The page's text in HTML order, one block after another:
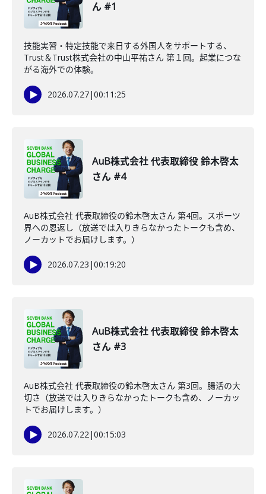
ん #1
技能実習・特定技能で来日する外国人をサポートする、
Trust＆Trust株式会社の中山平祐さん 第１回。起業につな
がる海外での体験。
2026.07.27|00:11:25
AuB株式会社 代表取締役 鈴木啓太
さん #4
AuB株式会社 代表取締役の鈴木啓太さん 第4回。スポーツ
界への恩返し（放送では入りきらなかったトークも含め、
ノーカットでお届けします。）
2026.07.23 |00:19:20
AuB株式会社 代表取締役 鈴木啓太
さん #3
AuB株式会社 代表取締役の鈴木啓太さん 第3回。腸活の大
切さ（放送では入りきらなかったトークも含め、ノーカッ
トでお届けします。）
2026.07.22|00:15:03